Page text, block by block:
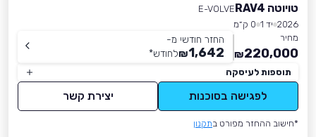
טויוטה RAV4
E-VOLVE
2026 יד 1
0 ק״מ
מחיר
220,000
₪
החזר חודשי מ-
1,642
₪לחודש*
תוספות לעיסקה
לפגישה בסוכנות יצירת קשר
*חישוב ההחזר מפורט בתקנון